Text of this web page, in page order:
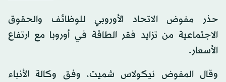
حذر مفوض الاتحاد الأوروبي للوظائف والحقوق
الاجتماعية من تزايد فقر الطاقة في أوروبا مع ارتفاع
الأسعار.
وقال المفوض نيكولاس شميت، وفق وكالة الأنباء